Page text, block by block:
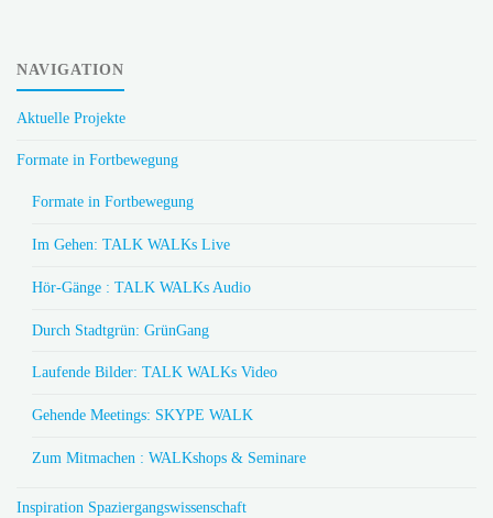
NAVIGATION
Aktuelle Projekte
Formate in Fortbewegung
Formate in Fortbewegung
Im Gehen: TALK WALKs Live
Hör-Gänge : TALK WALKs Audio
Durch Stadtgrün: GrünGang
Laufende Bilder: TALK WALKs Video
Gehende Meetings: SKYPE WALK
Zum Mitmachen : WALKshops & Seminare
Inspiration Spaziergangswissenschaft